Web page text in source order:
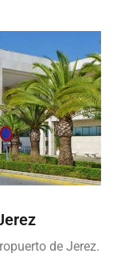
de Jerez.